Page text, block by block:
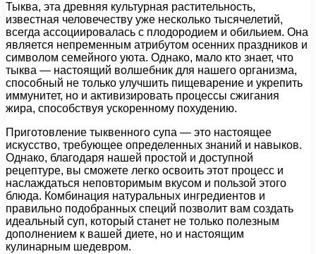
Тыква, эта древняя культурная растительность,
известная человечеству уже несколько тысячелетий,
всегда ассоциировалась с плодородием и обильием. Она
является непременным атрибутом осенних праздников и
символом семейного уюта. Однако, мало кто знает, что
тыква — настоящий волшебник для нашего организма,
способный не только улучшить пищеварение и укрепить
иммунитет, но и активизировать процессы сжигания
жира, способствуя ускоренному похудению.
Приготовление тыквенного супа — это настоящее
искусство, требующее определенных знаний и навыков.
Однако, благодаря нашей простой и доступной
рецептуре, вы сможете легко освоить этот процесс и
наслаждаться неповторимым вкусом и пользой этого
блюда. Комбинация натуральных ингредиентов и
правильно подобранных специй позволит вам создать
идеальный суп, который станет не только полезным
дополнением к вашей диете, но и настоящим
кулинарным шедевром.